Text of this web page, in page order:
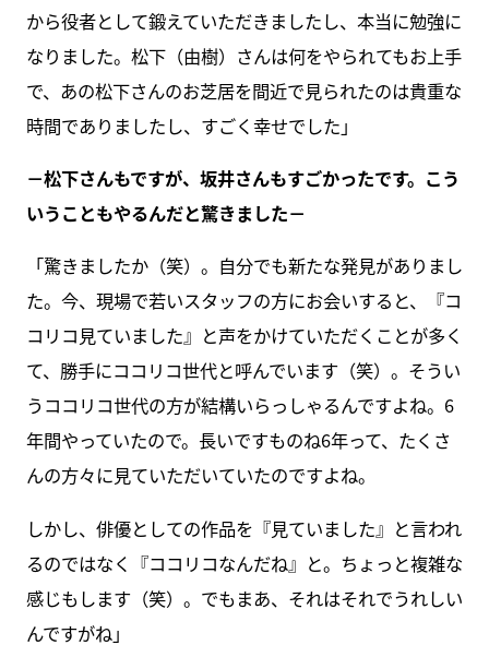
から役者として鍛えていただきましたし、本当に勉強に
なりました。松下（由樹）さんは何をやられてもお上手
で、あの松下さんのお芝居を間近で見られたのは貴重な
時間でありましたし、すごく幸せでした」
－松下さんもですが、坂井さんもすごかったです。こう
いうこともやるんだと驚きました－
「驚きましたか（笑）。自分でも新たな発見がありまし
た。今、現場で若いスタッフの方にお会いすると、『コ
コリコ見ていました』と声をかけていただくことが多く
て、勝手にココリコ世代と呼んでいます（笑）。そうい
うココリコ世代の方が結構いらっしゃるんですよね。6
年間やっていたので。長いですものね6年って、たくさ
んの方々に見ていただいていたのですよね。
しかし、俳優としての作品を『見ていました』と言われ
るのではなく『ココリコなんだね』と。ちょっと複雑な
感じもします（笑）。でもまあ、それはそれでうれしい
んですがね」